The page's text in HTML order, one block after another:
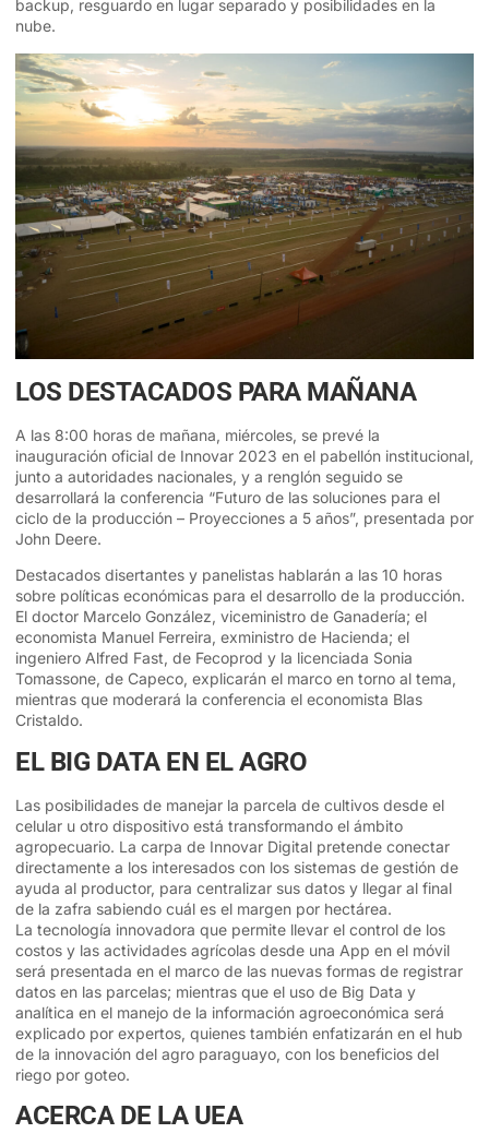
backup, resguardo en lugar separado y posibilidades en la
nube.
LOS DESTACADOS PARA MAÑANA
A las 8:00 horas de mañana, miércoles, se prevé la
inauguración oficial de Innovar 2023 en el pabellón institucional,
junto a autoridades nacionales, y a renglón seguido se
desarrollará la conferencia “Futuro de las soluciones para el
ciclo de la producción – Proyecciones a 5 años”, presentada por
John Deere.
Destacados disertantes y panelistas hablarán a las 10 horas
sobre políticas económicas para el desarrollo de la producción.
El doctor Marcelo González, viceministro de Ganadería; el
economista Manuel Ferreira, exministro de Hacienda; el
ingeniero Alfred Fast, de Fecoprod y la licenciada Sonia
Tomassone, de Capeco, explicarán el marco en torno al tema,
mientras que moderará la conferencia el economista Blas
Cristaldo.
EL BIG DATA EN EL AGRO
Las posibilidades de manejar la parcela de cultivos desde el
celular u otro dispositivo está transformando el ámbito
agropecuario. La carpa de Innovar Digital pretende conectar
directamente a los interesados con los sistemas de gestión de
ayuda al productor, para centralizar sus datos y llegar al final
de la zafra sabiendo cuál es el margen por hectárea.
La tecnología innovadora que permite llevar el control de los
costos y las actividades agrícolas desde una App en el móvil
será presentada en el marco de las nuevas formas de registrar
datos en las parcelas; mientras que el uso de Big Data y
analítica en el manejo de la información agroeconómica será
explicado por expertos, quienes también enfatizarán en el hub
de la innovación del agro paraguayo, con los beneficios del
riego por goteo.
ACERCA DE LA UEA